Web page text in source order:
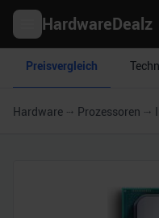
HardwareDealz
Preisvergleich
Hardware Prozessoren